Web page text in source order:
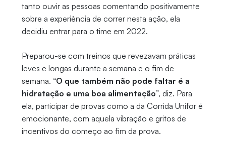
tanto ouvir as pessoas comentando positivamente
sobre a experiência de correr nesta ação, ela
decidiu entrar para o time em 2022.
Preparou-se com treinos que revezavam práticas
leves e longas durante a semana e o fim de
semana. “O que também não pode faltar é a
hidratação e uma boa alimentação”, diz. Para
ela, participar de provas como a da Corrida Unifor é
emocionante, com aquela vibração e gritos de
incentivos do começo ao fim da prova.